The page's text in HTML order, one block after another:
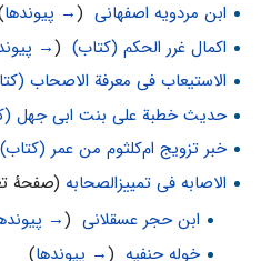
ابن مردویه اصفهانی‏
(→ پیوندها
اکمال غرر الحکم (کتاب)‏
(
→
الاستیعاب فی معرفة الاصحاب
حدیث خطبة علی بنت ابی جهل
خبر تزویج ام‌کلثوم من عمر (کتاب)‏
الاصابه فی تمییزالصحابه(صفحهٔ
ابن حجر عسقلانی‏
(
→
خوله حنفیه‏
(→ پیوندها)